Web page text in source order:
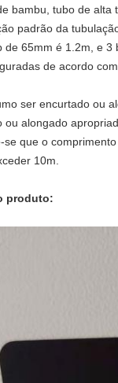
bambu, tubo de
padrão da
de 65mm é 1.2m, e
de acordo
ser encurtado ou
ou alongado
se que o
10m.
produto: